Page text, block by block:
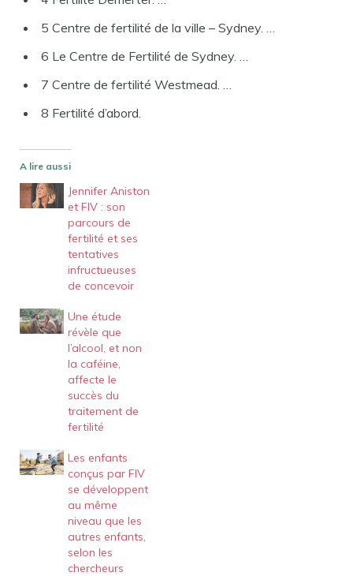
5 Centre de fertilité de la ville – Sydney. …
6 Le Centre de Fertilité de Sydney. …
7 Centre de fertilité Westmead. …
8 Fertilité d’abord.
A lire aussi
Jennifer Aniston
et FIV : son
parcours de
fertilité et ses
tentatives
infructueuses
de concevoir
Une étude
révèle que
l’alcool, et non
la caféine,
affecte le
succès du
traitement de
fertilité
Les enfants
conçus par FIV
se développent
au même
niveau que les
autres enfants,
selon les
chercheurs